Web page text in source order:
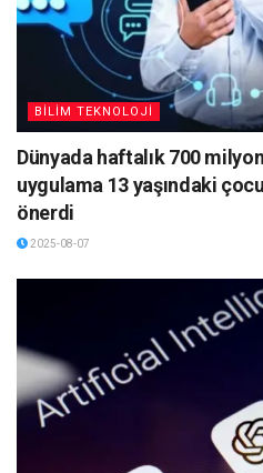
BİLİM TEKNOLOJİ
Dünyada haftalık 700
uygulama 13 yaşındaki
önerdi
2025-08-07